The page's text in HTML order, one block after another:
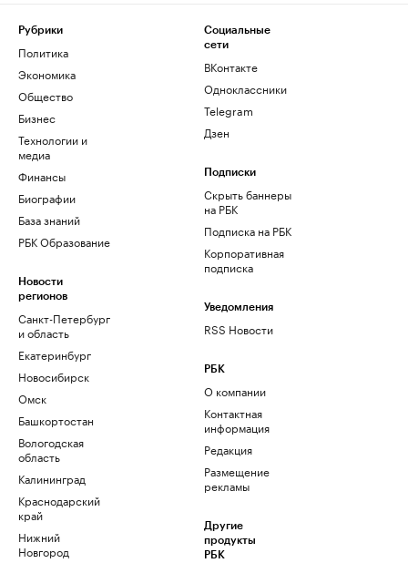
Рубрики
Политика
Экономика
Общество
Бизнес
Технологии и
медиа
Финансы
Биографии
База знаний
РБК Образование
Новости
регионов
Санкт-Петербург
и область
Екатеринбург
Новосибирск
Омск
Башкортостан
Вологодская
область
Калининград
Краснодарский
край
Нижний
Новгород
Социальные
сети
ВКонтакте
Одноклассники
Telegram
Дзен
Подписки
Скрыть баннеры
на РБК
Подписка на РБК
Корпоративная
подписка
Уведомления
RSS Новости
РБК
О компании
Контактная
информация
Редакция
Размещение
рекламы
Другие
продукты
РБК